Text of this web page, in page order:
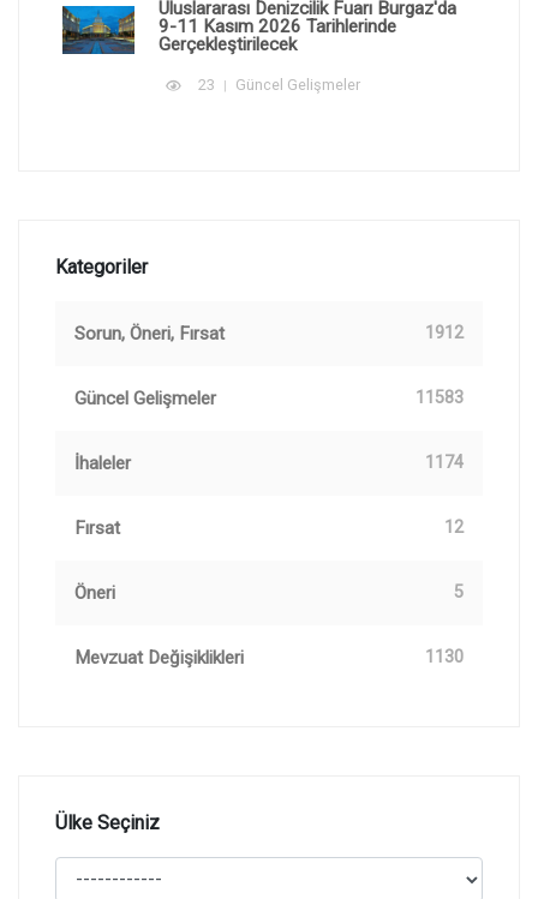
Uluslararası Denizcilik Fuarı Burgaz'da
9-11 Kasım 2026 Tarihlerinde
Gerçekleştirilecek
23 Güncel Gelişmeler
Kategoriler
Sorun, Öneri, Fırsat 1912
Güncel Gelişmeler 11583
İhaleler 1174
Fırsat 12
Öneri 5
Mevzuat Değişiklikleri 1130
Ülke Seçiniz